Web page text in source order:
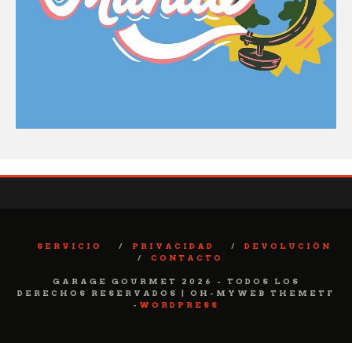
SERVICIO PRIVACIDAD
DEVOLUCIÓN
CONTACTO
GARAGE GOURMET 2026 - TODOS LOS
DERECHOS RESERVADOS | OH-MYWEB THEMETF
- WORDPRESS